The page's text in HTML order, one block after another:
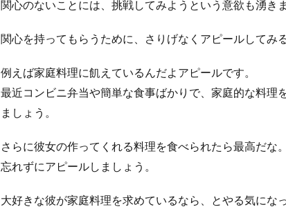
関心のないことには、挑戦してみようという意欲も湧きま
関心を持ってもらうために、さりげなくアピールしてみ
例えば家庭料理に飢えているんだよアピールです。
最近コンビニ弁当や簡単な食事ばかりで、家庭的な料理
ましょう。
さらに彼女の作ってくれる料理を食べられたら最高だな
忘れずにアピールしましょう。
大好きな彼が家庭料理を求めているなら、とやる気にな